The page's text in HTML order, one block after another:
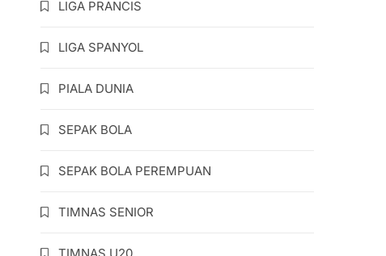
LIGA PRANCIS
LIGA SPANYOL
PIALA DUNIA
SEPAK BOLA
SEPAK BOLA PEREMPUAN
TIMNAS SENIOR